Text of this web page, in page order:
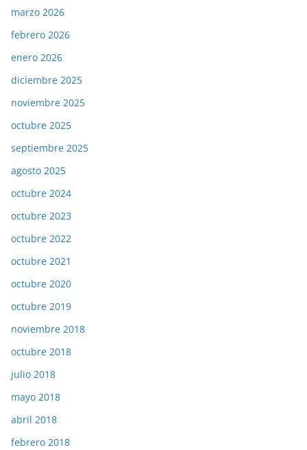
marzo 2026
febrero 2026
enero 2026
diciembre 2025
noviembre 2025
octubre 2025
septiembre 2025
agosto 2025
octubre 2024
octubre 2023
octubre 2022
octubre 2021
octubre 2020
octubre 2019
noviembre 2018
octubre 2018
julio 2018
mayo 2018
abril 2018
febrero 2018